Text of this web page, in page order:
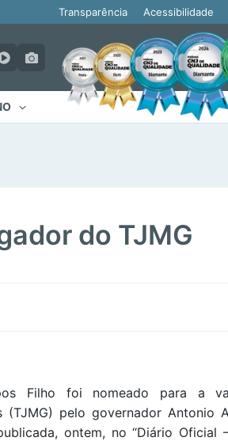
Transparência Acessibilidade
do TJMG
Filho foi nomeado para a
pelo governador Antonio
ontem, no “Diário Oficial